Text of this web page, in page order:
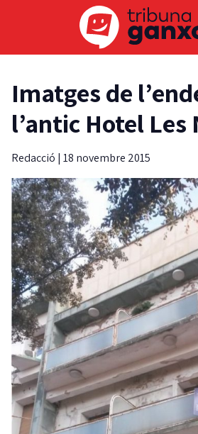
Imatges de
l’antic Hotel Les
Redacció | 18 novembre 2015